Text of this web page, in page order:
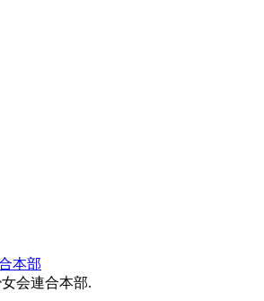
本部
会連合本部.